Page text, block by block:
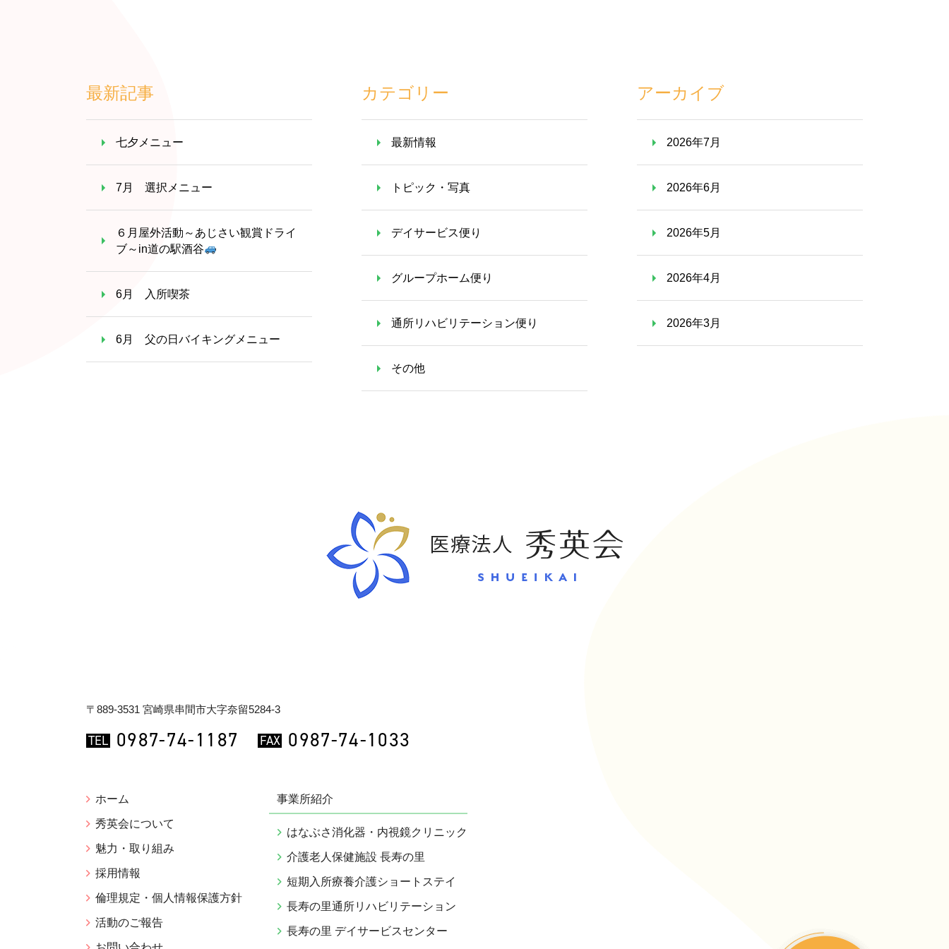
最新記事
七夕メニュー
7月 選択メニュー
６月屋外活動～あじさい観賞ドライ
ブ～in道の駅酒谷
6月 入所喫茶
6月 父の日バイキングメニュー
カテゴリー
最新情報
トピック・写真
デイサービス便り
グループホーム便り
通所リハビリテーション便り
その他
アーカイブ
2026年7月
2026年6月
2026年5月
2026年4月
2026年3月
〒889-3531 宮崎県串間市大字奈留5284-3
TEL 0987-74-1187 FAX 0987-74-1033
ホーム
秀英会について
魅力・取り組み
採用情報
倫理規定・個人情報保護方針
活動のご報告
事業所紹介
はなぶさ消化器・内視鏡クリニック
介護老人保健施設 長寿の里
短期入所療養介護ショートステイ
長寿の里通所リハビリテーション
長寿の里 デイサービスセンター